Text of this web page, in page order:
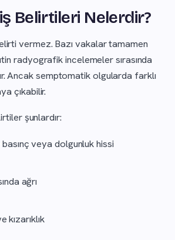
Belirtileri Nelerdir?
vermez. Bazı vakalar tamamen
radyografik incelemeler sırasında
Ancak semptomatik olgularda farklı
çıkabilir.
şunlardır:
veya dolgunluk hissi
ağrı
kızarıklık